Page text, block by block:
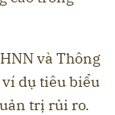
và Thông
dụ tiêu biểu
trị rủi ro.